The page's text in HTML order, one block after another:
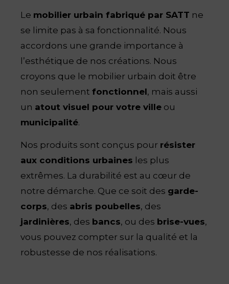
Le mobilier urbain fabriqué par SATT ne
se limite pas à sa fonctionnalité. Nous
accordons une grande importance à
l’esthétique de nos créations. Nous
croyons que le mobilier urbain doit être
non seulement fonctionnel, mais aussi
un atout visuel pour votre ville ou
municipalité.
Nos produits sont conçus pour résister
aux conditions urbaines les plus
extrêmes. La durabilité est au cœur de
notre démarche. Que ce soit des garde-
corps, des abris poubelles, des
jardinières, des bancs, ou des brise-vues,
vous pouvez compter sur la qualité et la
robustesse de nos réalisations.